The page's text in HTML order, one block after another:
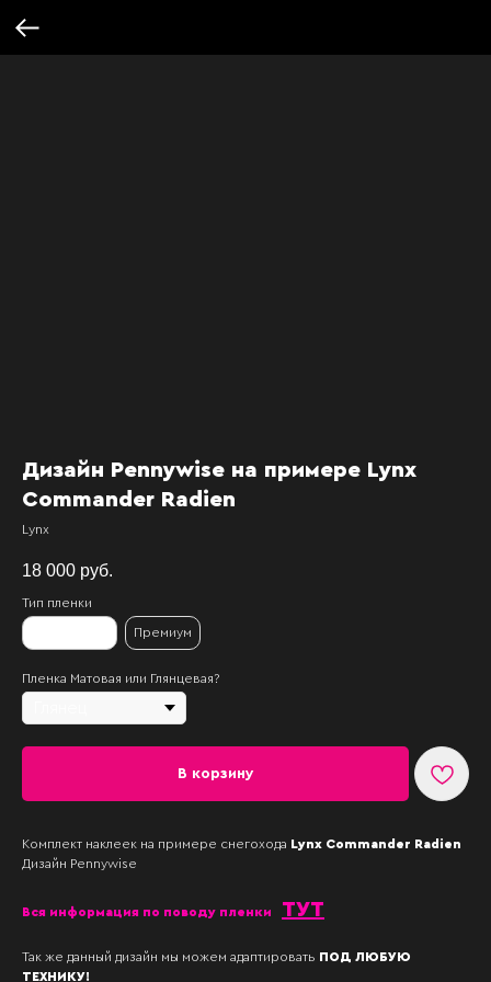
Дизайн Pennywise на примере Lynx
Commander Radien
Lynx
18 000 руб.
Тип пленки
Премиум
Пленка Матовая или Глянцевая?
В корзину
Комплект наклеек на примере снегохода Lynx Commander Radien
Дизайн Pennywise
Вся информация по поводу пленк и ТУТ
Так же данный дизайн мы можем адаптировать ПОД ЛЮБУЮ
ТЕХНИКУ!